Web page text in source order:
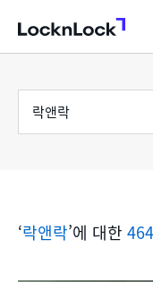
LocknLock
통
색
‘락앤락’에 대한 464